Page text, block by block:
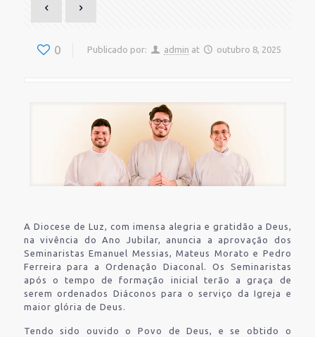
0 Publicado por: admin at outubro 8, 2025
A Diocese de Luz, com imensa alegria e gratidão a Deus,
na vivência do Ano Jubilar, anuncia a aprovação dos
Seminaristas Emanuel Messias, Mateus Morato e Pedro
Ferreira para a Ordenação Diaconal. Os Seminaristas
após o tempo de formação inicial terão a graça de
serem ordenados Diáconos para o serviço da Igreja e
maior glória de Deus.
Tendo sido ouvido o Povo de Deus, e se obtido o